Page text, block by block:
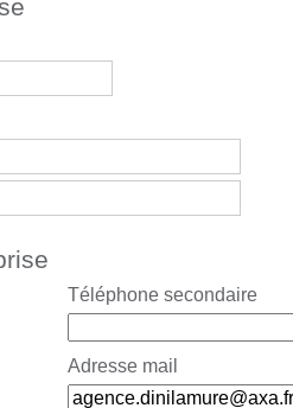
Téléphone secondaire
Adresse mail